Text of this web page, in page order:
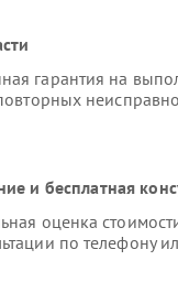
гарантия на
и бесплатная
оценка
по телефону